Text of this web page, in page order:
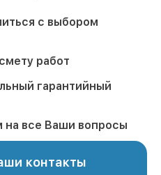
с выбором
работ
гарантийный
на все Ваши вопросы
контакты